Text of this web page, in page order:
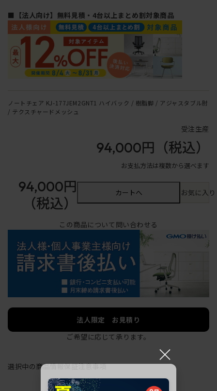
■【法人向け】無料見積・4台以上まとめ割対象商品
ノートチェア KJ-177JEM2GNT1 ハイバック / 樹脂脚 / アジャスタブル肘
/ テクスチャードメッシュ
受注生産
94,000円 （税込）
お支払方法は複数から選べます
94,000円
（税込）
カートへ お気に入
この商品について問い合わせる
法人限定 お見積り
ご希望に応じて承ります。
選択中の商品情報保証注意事項
×